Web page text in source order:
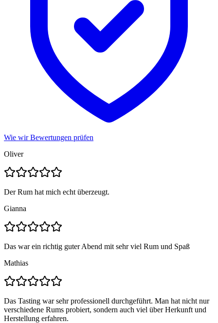
Wie wir Bewertungen prüfen
Oliver
Der Rum hat mich echt überzeugt.
Gianna
Das war ein richtig guter Abend mit sehr viel Rum und Spaß
Mathias
Das Tasting war sehr professionell durchgeführt. Man hat nicht nur
verschiedene Rums probiert, sondern auch viel über Herkunft und
Herstellung erfahren.